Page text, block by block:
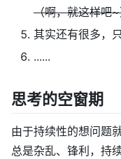
（啊，就这样吧
其实还有很多，
......
思考的空窗期
由于持续性的想问题
总是杂乱、锋利，持